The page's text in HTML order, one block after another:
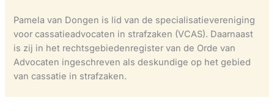
Pamela van Dongen is lid van de specialisatievereniging
voor cassatieadvocaten in strafzaken (VCAS). Daarnaast
is zij in het rechtsgebiedenregister van de Orde van
Advocaten ingeschreven als deskundige op het gebied
van cassatie in strafzaken.